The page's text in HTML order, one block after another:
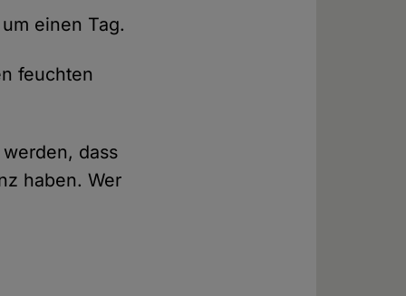
einen Tag.
feuchten
dass
haben. Wer